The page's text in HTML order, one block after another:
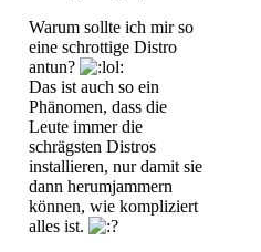
Warum sollte ich mir so
eine schrottige Distro
antun?
Das ist auch so ein
Phänomen, dass die
Leute immer die
schrägsten Distros
installieren, nur damit sie
dann herumjammern
können, wie kompliziert
alles ist.